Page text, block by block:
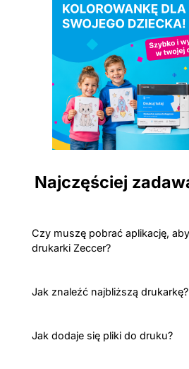
Najczęściej
Czy muszę pobrać aplikację,
drukarki Zeccer?
Jak znaleźć najbliższą drukarkę?
Jak dodaje się pliki do druku?